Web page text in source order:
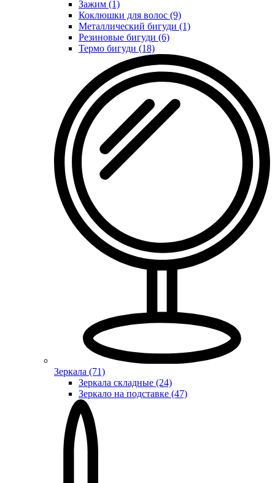
Зажим (1)
Коклюшки для волос (9)
Металлический бигуди (1)
Резиновые бигуди (6)
Термо бигуди (18)
Зеркала (71)
Зеркала складные (24)
Зеркало на подставке (47)